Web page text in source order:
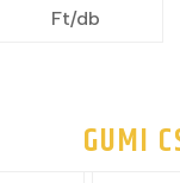
Ft/db
GUMI